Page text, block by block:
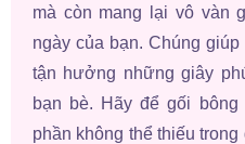
mà còn mang lại vô vàn
ngày của bạn. Chúng
tận hưởng những giây
bạn bè. Hãy để gối
phần không thể thiếu